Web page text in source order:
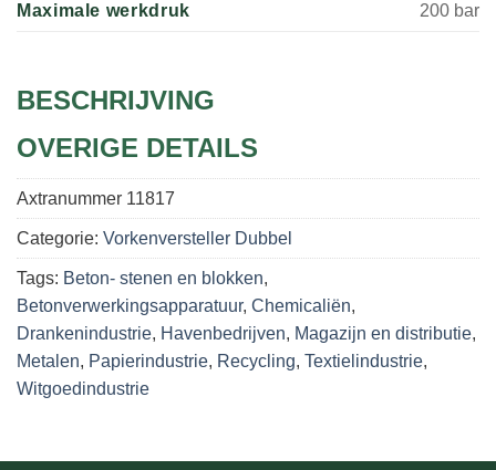
Maximale werkdruk 200 bar
BESCHRIJVING
OVERIGE DETAILS
Axtranummer 11817
Categorie: Vorkenversteller Dubbel
Tags: Beton- stenen en blokken,
Betonverwerkingsapparatuur, Chemicaliën,
Drankenindustrie, Havenbedrijven, Magazijn en distributie,
Metalen, Papierindustrie, Recycling, Textielindustrie,
Witgoedindustrie